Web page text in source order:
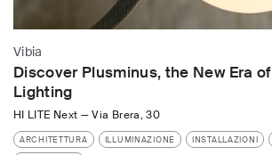
Vibia
Discover Plusminus, the New Era of
Lighting
HI LITE Next —Via Brera, 30
ARCHITETTURA ILLUMINAZIONE INSTALLAZIONI